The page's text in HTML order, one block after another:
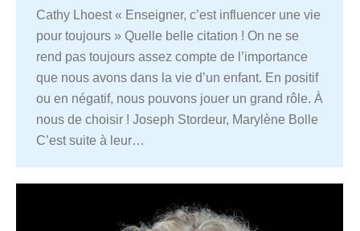
Cathy Lhoest « Enseigner, c’est influencer une vie
pour toujours » Quelle belle citation ! On ne se
rend pas toujours assez compte de l’importance
que nous avons dans la vie d’un enfant. En positif
ou en négatif, nous pouvons jouer un grand rôle. À
nous de choisir ! Joseph Stordeur, Marylène Bolle
C’est suite à leur…